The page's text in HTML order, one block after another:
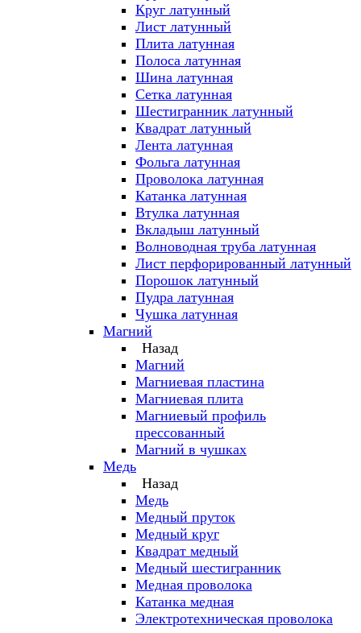
Круг латунный
Лист латунный
Плита латунная
Полоса латунная
Шина латунная
Сетка латунная
Шестигранник латунный
Квадрат латунный
Лента латунная
Фольга латунная
Проволока латунная
Катанка латунная
Втулка латунная
Вкладыш латунный
Волноводная труба латунная
Лист перфорированный латунный
Порошок латунный
Пудра латунная
Чушка латунная
Магний
Назад
Магний
Магниевая пластина
Магниевая плита
Магниевый профиль
прессованный
Магний в чушках
Медь
Назад
Медь
Медный пруток
Медный круг
Квадрат медный
Медный шестигранник
Медная проволока
Катанка медная
Электротехническая проволока